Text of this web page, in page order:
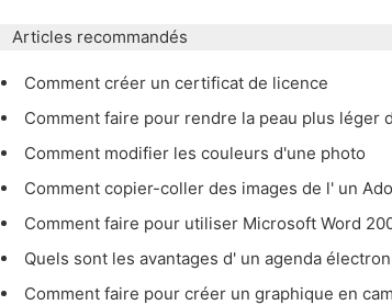
Articles recommandés
Comment créer un certificat de licence
Comment faire pour rendre la peau plus léger
Comment modifier les couleurs d'une photo
Comment copier-coller des images de l' un
Comment faire pour utiliser Microsoft Word
Quels sont les avantages d' un agenda
Comment faire pour créer un graphique en